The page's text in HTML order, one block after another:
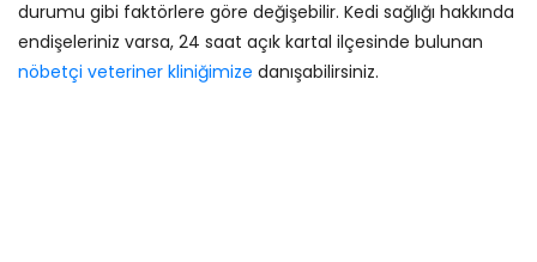
durumu gibi faktörlere göre değişebilir. Kedi sağlığı hakkında
endişeleriniz varsa, 24 saat açık kartal ilçesinde bulunan
nöbetçi veteriner kliniğimize danışabilirsiniz.